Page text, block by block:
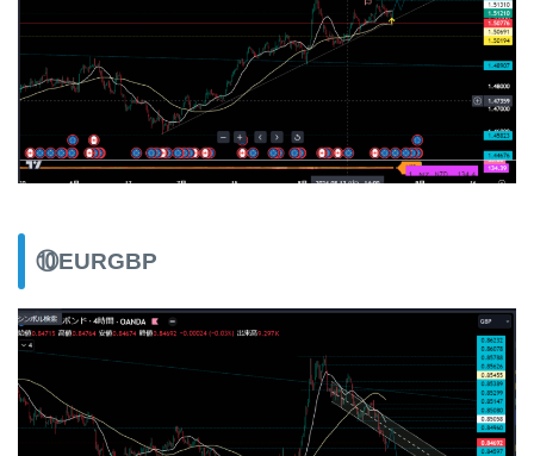
⑩EURGBP